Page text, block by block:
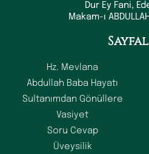
Dur Ey Fani,
Makam-ı
Hz. Mevlana
Abdullah Baba Hayatı
Sultanımdan Gönüllere
Vasiyet
Soru Cevap
Üveysilik